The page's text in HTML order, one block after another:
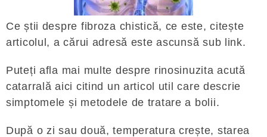
Ce știi despre fibroza chistică, ce este, citește
articolul, a cărui adresă este ascunsă sub link.
Puteți afla mai multe despre rinosinuzita acută
catarrală aici citind un articol util care descrie
simptomele și metodele de tratare a bolii.
După o zi sau două, temperatura crește, starea